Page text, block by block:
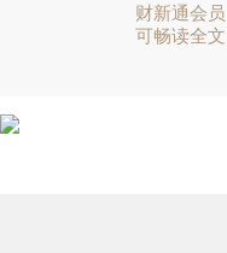
财新通会员
可畅读全文